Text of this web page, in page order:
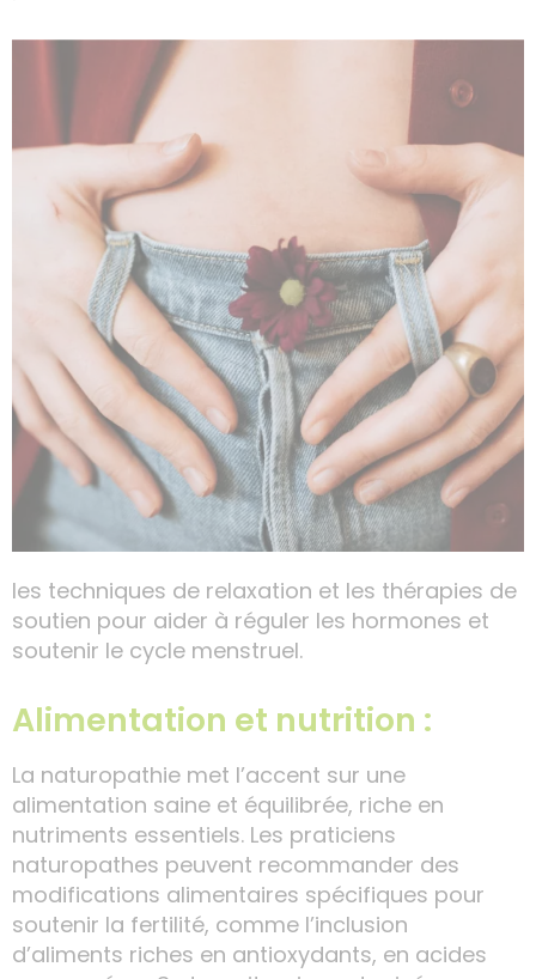
les techniques de relaxation et les thérapies de
soutien pour aider à réguler les hormones et
soutenir le cycle menstruel.
Alimentation et nutrition :
La naturopathie met l’accent sur une
alimentation saine et équilibrée, riche en
nutriments essentiels. Les praticiens
naturopathes peuvent recommander des
modifications alimentaires spécifiques pour
soutenir la fertilité, comme l’inclusion
d’aliments riches en antioxydants, en acides